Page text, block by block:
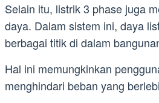
Selain itu, listrik 3 phase juga
daya. Dalam sistem ini, daya
berbagai titik di dalam
Hal ini memungkinkan
menghindari beban yang